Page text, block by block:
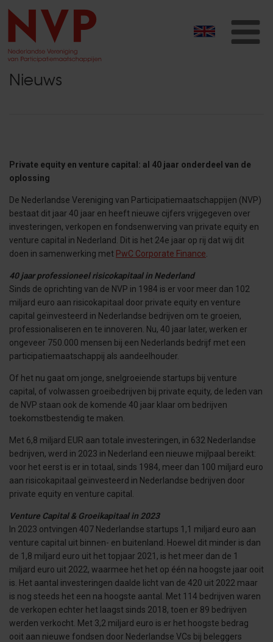
Nieuws
Private equity en venture capital: al 40 jaar onderdeel van de
oplossing
De Nederlandse Vereniging van Participatiemaatschappijen (NVP)
bestaat dit jaar 40 jaar en heeft nieuwe cijfers vrijgegeven over
investeringen, verkopen en fondsenwerving van private equity en
venture capital in Nederland. Dit is het 24e jaar op rij dat wij dit
doen in samenwerking met PwC Corporate Finance
40 jaar professioneel risicokapitaal in Nederland
Sinds de oprichting van de NVP in 1984 is er voor meer dan 102
miljard euro aan risicokapitaal door private equity en venture
capital geïnvesteerd in Nederlandse bedrijven om te groeien,
professionaliseren en te innoveren. Nu, 40 jaar later, werken er
ongeveer 750.000 mensen bij een Nederlands bedrijf met een
participatiemaatschappij als aandeelhouder.
Of het nu gaat om jonge, snelgroeiende startups bij venture
capital, of volwassen groeibedrijven bij private equity, de leden van
de NVP staan ook de komende 40 jaar klaar om bedrijven
toekomstbestendig te maken.
Met 6,8 miljard EUR aan totale investeringen, in 632 Nederlandse
bedrijven, werd in 2023 in Nederland een nieuwe mijlpaal bereikt:
voor het eerst is er in totaal, sinds 1984, meer dan 100 miljard euro
aan risicokapitaal geïnvesteerd in Nederlandse bedrijven door
private equity en venture capital.
Venture Capital & Groeikapitaal in 2023
In 2023 ontvingen 407 Nederlandse startups 1,1 miljard euro aan
venture capital uit binnen- en buitenland. Hoewel dit minder is dan
de 1,8 miljard euro uit het topjaar 2021, is het meer dan de 1
miljard euro uit 2022, waarmee het het op één na hoogste jaar ooit
is. Het aantal investeringen daalde licht van de 420 uit 2022 maar
is nog steeds het een na hoogste aantal. Met 114 bedrijven waren
de verkopen echter het laagst sinds 2018, toen er 89 bedrijven
werden verkocht. Met 3,2 miljard euro is er het hoogste bedrag
ooit aan nieuwe fondsen door Nederlandse VCs bij beleggers